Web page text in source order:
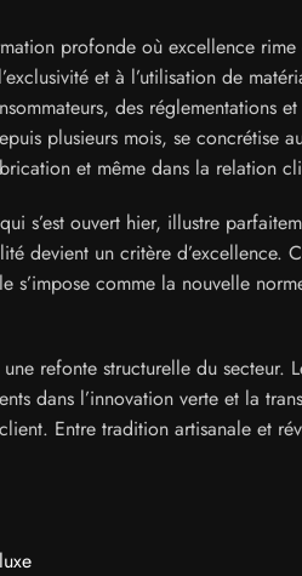
profonde où excellence rime
et à l’utilisation de
des réglementations
plusieurs mois, se concrétise
et même dans la relation
s’est ouvert hier, illustre
devient un critère d’excellence.
s’impose comme la nouvelle
refonte structurelle du secteur.
dans l’innovation verte et la
Entre tradition artisanale et